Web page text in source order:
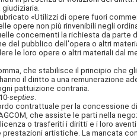
«Utilizzi di opere fuori
non più rinvenibili negli
concernenti la richiesta da
del pubblico dell'opera o altri
le loro opere o altri materiali dal
che stabilisce il principio che
il diritto a una remunerazione
pattuizione contraria.
septies
contrattuale per la concessione
che assiste le parti nella
o trasferiti i diritti e i loro
artistiche. La mancata